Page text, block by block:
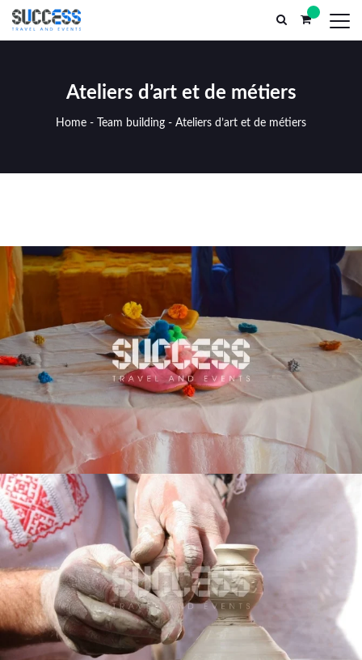
Parc El Yasmine, n°13, Marrakech Médina (AR) Maroc
Ateliers d’art et de métiers
Home - Team building - Ateliers d’art et de métiers